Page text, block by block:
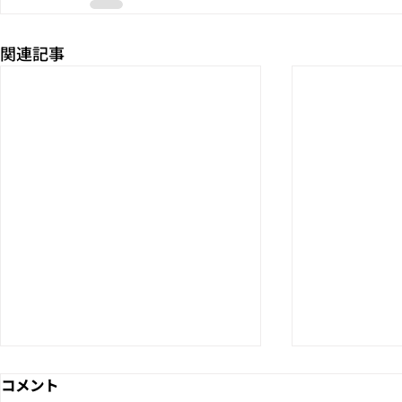
関連記事
コメント